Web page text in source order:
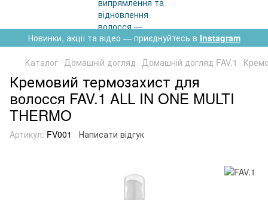
Новинки, акції та відео — приєднуйтесь в Instagram
Каталог Домашній догляд Домашній догляд FAV.1
Кремовий термозахист для
волосся FAV.1 ALL IN ONE MULTI
THERMO
Артикул: FV001 Написати відгук